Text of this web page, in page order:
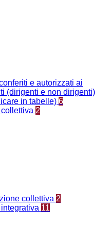
e autorizzati ai
(dirigenti e non dirigenti)
in tabelle) 6
2
collettiva 2
11